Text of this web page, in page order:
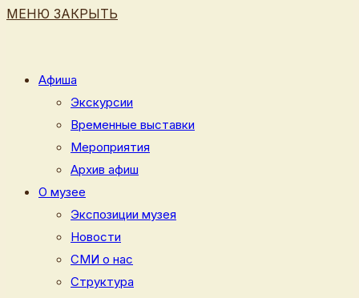
ВЕБ-
МЕНЮ ЗАКРЫТЬ
Афиша
Экскурсии
Временные выставки
Мероприятия
Архив афиш
О музее
Экспозиции музея
Новости
СМИ о нас
Структура